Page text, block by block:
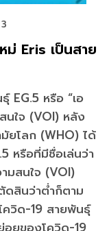
ม่ Eris เป็นสาย
EG.5 หรือ “เอ
นใจ (VOI) หลัง
ยโลก (WHO) ได้
หรือที่มีชื่อเล่นว่า
มสนใจ (VOI)
ดสินว่าต่ำก็ตาม
ควิด-19 สายพันธุ์